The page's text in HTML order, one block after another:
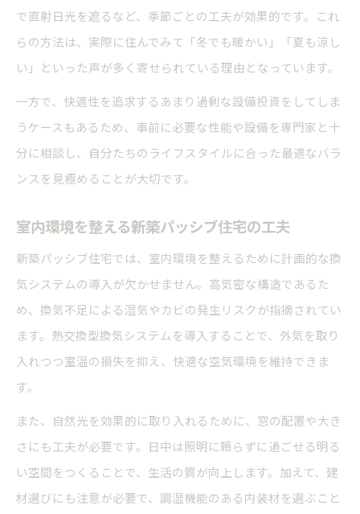
で直射日光を遮るなど、季節ごとの工夫が効果的です。これ
らの方法は、実際に住んでみて「冬でも暖かい」「夏も涼し
い」といった声が多く寄せられている理由となっています。
一方で、快適性を追求するあまり過剰な設備投資をしてしま
うケースもあるため、事前に必要な性能や設備を専門家と十
分に相談し、自分たちのライフスタイルに合った最適なバラ
ンスを見極めることが大切です。
室内環境を整える新築パッシブ住宅の工夫
新築パッシブ住宅では、室内環境を整えるために計画的な換
気システムの導入が欠かせません。高気密な構造であるた
め、換気不足による湿気やカビの発生リスクが指摘されてい
ます。熱交換型換気システムを導入することで、外気を取り
入れつつ室温の損失を抑え、快適な空気環境を維持できま
す。
また、自然光を効果的に取り入れるために、窓の配置や大き
さにも工夫が必要です。日中は照明に頼らずに過ごせる明る
い空間をつくることで、生活の質が向上します。加えて、建
材選びにも注意が必要で、調湿機能のある内装材を選ぶこと